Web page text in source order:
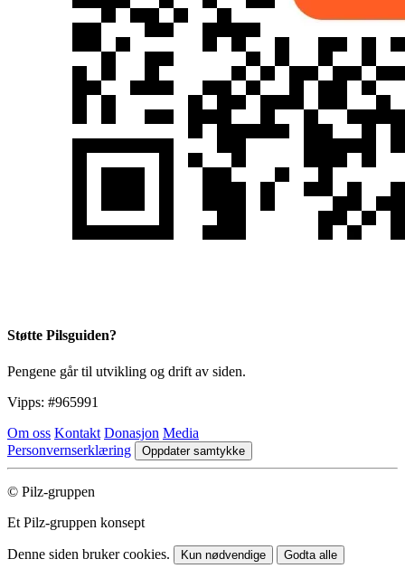
Støtte Pilsguiden?
Pengene går til utvikling og drift av siden.
Vipps: #965991
Om oss Kontakt Donasjon Media
Personvernserklæring
Oppdater samtykke
© Pilz-gruppen
Et Pilz-gruppen konsept
Denne siden bruker cookies. Kun nødvendige Godta alle